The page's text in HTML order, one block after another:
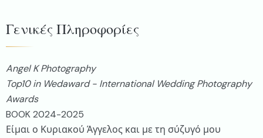
Γενικές Πληροφορίες
Angel K Photography
Top10 in Wedaward - International Wedding Photography
Awards
BOOK 2024-2025
Είμαι ο Κυριακού Άγγελος και με τη σύζυγό μου